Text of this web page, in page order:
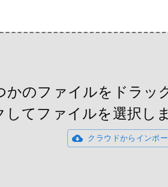
かのファイルをドラッ
てファイルを選択しま
クラウドからインポー